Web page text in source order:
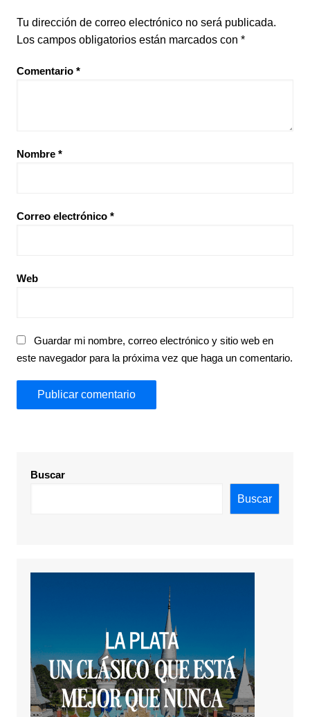
Tu dirección de correo electrónico no será publicada.
Los campos obligatorios están marcados con *
Comentario *
Nombre *
Correo electrónico *
Web
Guardar mi nombre, correo electrónico y sitio web en
este navegador para la próxima vez que haga un comentario.
Buscar
Buscar